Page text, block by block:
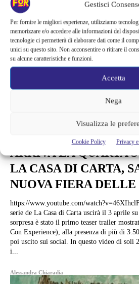
Gestisci
Per fornire le migliori esperienze, utilizziamo
memorizzare e/o accedere alle informazioni del
tecnologie ci permetterà di elaborare dati come il
unici su questo sito. Non acconsentire o ritirare il
su alcune caratteristiche e funzioni.
Accetta
Nega
Visualizza le
Cookie Policy Privacy
ARRIVA LA QUARTA
LA CASA DI CARTA,
NUOVA FIERA
https://www.youtube.com/watch?v=46XIhclFr0U È ufficiale, la
serie de La Casa di Carta uscirà il 3 aprile
sorpresa è stato il primo teaser trailer
Con Experience), alla presenza di più di
poi uscito sui social. In questo video di soli
i...
Alessandra Chiaradia